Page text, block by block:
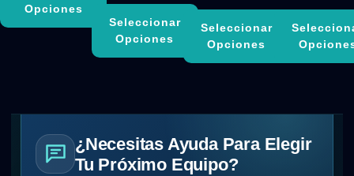
Opciones
Seleccionar
Opciones
Seleccionar
Opciones
¿Necesitas Ayuda Para Elegir
Tu Próximo Equipo?